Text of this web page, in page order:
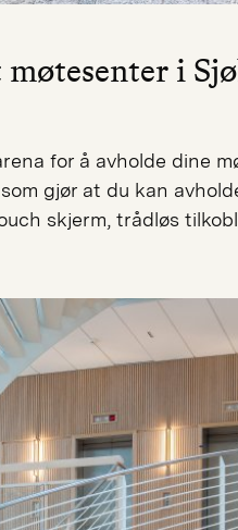
Hva
i
for å avholde dine
gjør at du kan
skjerm, trådløs